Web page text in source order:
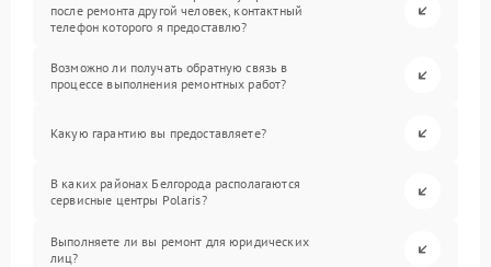
после ремонта другой человек, контактный
телефон которого я предоставлю?
Возможно ли получать обратную связь в
процессе выполнения ремонтных работ?
Какую гарантию вы предоставляете?
В каких районах Белгорода располагаются
сервисные центры Polaris?
Выполняете ли вы ремонт для юридических
лиц?